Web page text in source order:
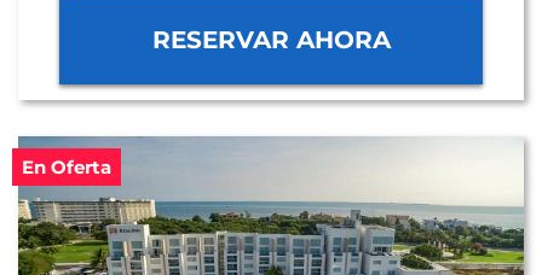
RESERVAR AHORA
En Oferta